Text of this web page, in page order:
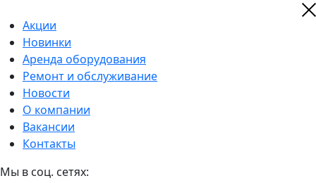
Акции
Новинки
Аренда оборудования
Ремонт и обслуживание
Новости
О компании
Вакансии
Контакты
Мы в соц. сетях: